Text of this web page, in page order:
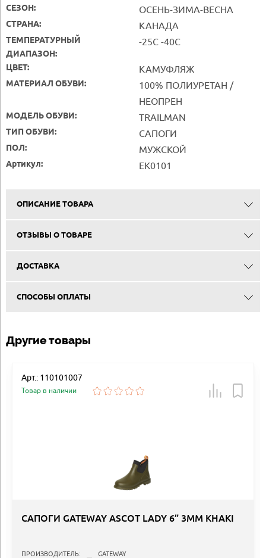
СЕЗОН: ОСЕНЬ-ЗИМА-ВЕСНА
СТРАНА: КАНАДА
ТЕМПЕРАТУРНЫЙ
ДИАПАЗОН:
-25С -40С
ЦВЕТ: КАМУФЛЯЖ
МАТЕРИАЛ ОБУВИ:
100% ПОЛИУРЕТАН /
НЕОПРЕН
МОДЕЛЬ ОБУВИ: TRAILMAN
ТИП ОБУВИ: САПОГИ
ПОЛ: МУЖСКОЙ
Артикул: EK0101
ОПИСАНИЕ ТОВАРА
ОТЗЫВЫ О ТОВАРЕ
ДОСТАВКА
СПОСОБЫ ОПЛАТЫ
Другие товары
Арт.: 110101007
Товар в наличии
САПОГИ GATEWAY ASCOT LADY 6” 3MM KHAKI
ПРОИЗВОДИТЕЛЬ:
GATEWAY